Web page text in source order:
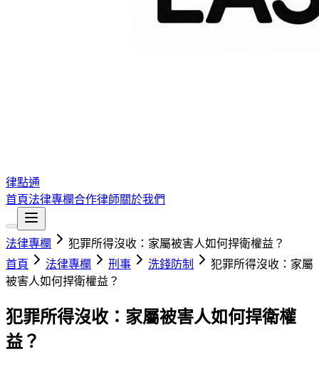
律點通
首頁法律專欄合作律師關於我們
法律專欄
犯罪所得沒收：家屬被害人如何捍衛權益？
首頁
法律專欄 刑事 洗錢防制
犯罪所得沒收：家屬
被害人如何捍衛權益？
犯罪所得沒收：家屬被害人如何捍衛權
益？